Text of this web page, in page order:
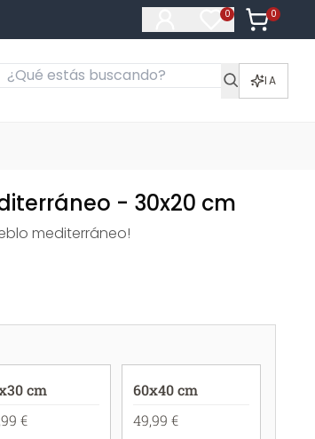
0
Artículos en
0
Artículos
IA
- 30x20 cm
mediterráneo!
cm
€
60x40 cm
49,99 €